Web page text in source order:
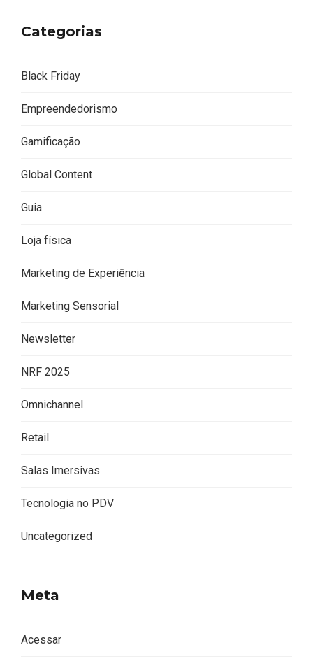
Categorias
Black Friday
Empreendedorismo
Gamificação
Global Content
Guia
Loja física
Marketing de Experiência
Marketing Sensorial
Newsletter
NRF 2025
Omnichannel
Retail
Salas Imersivas
Tecnologia no PDV
Uncategorized
Meta
Acessar